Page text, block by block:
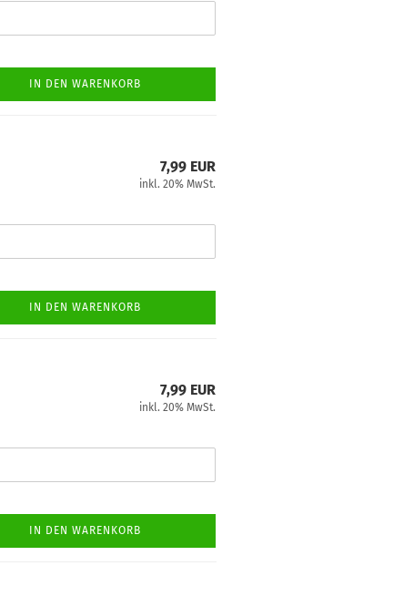
IN DEN WARENKORB
7,99 EUR
inkl. 20% MwSt.
IN DEN WARENKORB
7,99 EUR
inkl. 20% MwSt.
IN DEN WARENKORB